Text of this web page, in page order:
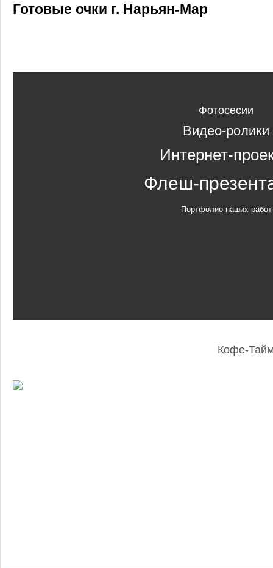
Готовые очки г. Нарьян-Мар
Фотосесии
Видео-ролики
Интернет-
Флеш-
Портфолио наших работ
Кофе-